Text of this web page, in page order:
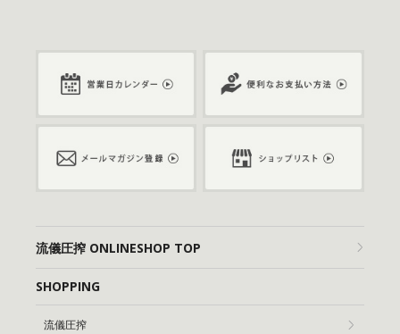
流儀圧搾 ONLINESHOP TOP
SHOPPING
流儀圧搾